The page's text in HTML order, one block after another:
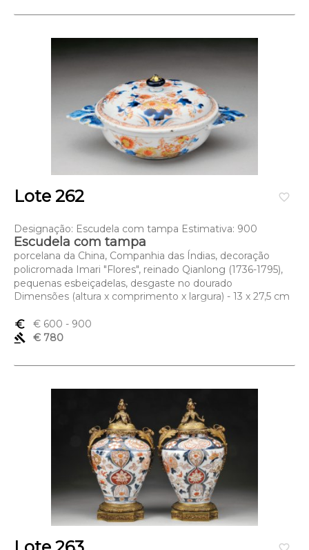
favorite_border
Lote 262
Designação: Escudela com tampa Estimativa: 900
Escudela com tampa
porcelana da China, Companhia das Índias, decoração
policromada Imari "Flores", reinado Qianlong (1736-1795),
pequenas esbeiçadelas, desgaste no dourado
Dimensões (altura x comprimento x largura) - 13 x 27,5 cm
euro_symbol € 600 - 900
gavel
€ 780